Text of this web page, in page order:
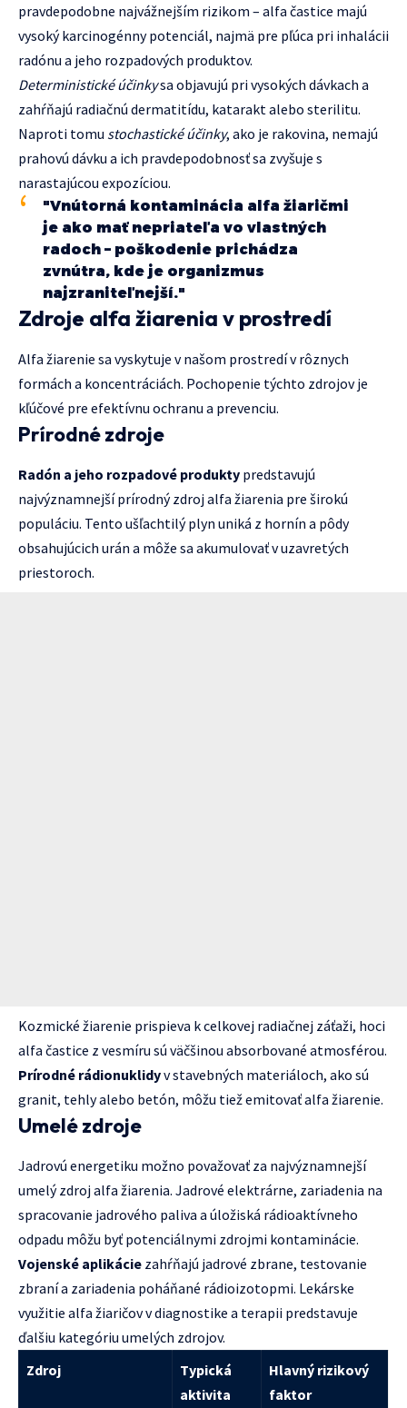
pravdepodobne najvážnejším rizikom – alfa častice majú
vysoký karcinogénny potenciál, najmä pre pľúca pri inhalácii
radónu a jeho rozpadových produktov.
Deterministické účinkysa objavujú pri vysokých dávkach a
zahŕňajú radiačnú dermatitídu, katarakt alebo sterilitu.
Naproti tomu stochastické účinky, ako je rakovina, nemajú
prahovú dávku a ich pravdepodobnosť sa zvyšuje s
narastajúcou expozíciou.
"Vnútorná kontaminácia alfa žiaričmi
je ako mať nepriateľa vo vlastných
radoch – poškodenie prichádza
zvnútra, kde je organizmus
najzraniteľnejší."
Zdroje alfa žiarenia v prostredí
Alfa žiarenie sa vyskytuje v našom prostredí v rôznych
formách a koncentráciách. Pochopenie týchto zdrojov je
kľúčové pre efektívnu ochranu a prevenciu.
Prírodné zdroje
Radón a jeho rozpadové produkty predstavujú
najvýznamnejší prírodný zdroj alfa žiarenia pre širokú
populáciu. Tento ušľachtilý plyn uniká z hornín a pôdy
obsahujúcich urán a môže sa akumulovať v uzavretých
priestoroch.
Kozmické žiarenie prispieva k celkovej radiačnej záťaži, hoci
alfa častice z vesmíru sú väčšinou absorbované atmosférou.
Prírodné rádionuklidyv stavebných materiáloch, ako sú
granit, tehly alebo betón, môžu tiež emitovať alfa žiarenie.
Umelé zdroje
Jadrovú energetiku možno považovať za najvýznamnejší
umelý zdroj alfa žiarenia. Jadrové elektrárne, zariadenia na
spracovanie jadrového paliva a úložiská rádioaktívneho
odpadu môžu byť potenciálnymi zdrojmi kontaminácie.
Vojenské aplikácie zahŕňajú jadrové zbrane, testovanie
zbraní a zariadenia poháňané rádioizotopmi. Lekárske
využitie alfa žiaričov v diagnostike a terapii predstavuje
ďalšiu kategóriu umelých zdrojov.
Zdroj
Typická
aktivita
Hlavný rizikový
faktor